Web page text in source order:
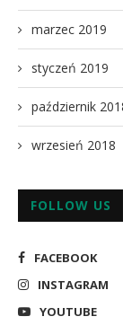
marzec 2019
styczeń 2019
październik
wrzesień 2018
FOLLOW US
FACEBOOK
INSTAGRAM
YOUTUBE